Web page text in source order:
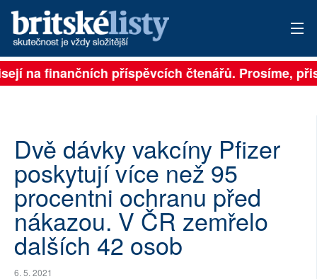
PŘIHLÁSIT
ARCHIV
ROZHOVORY
TÉMATA
NEJČTENĚJŠÍ ZA 7 DNÍ
AUTOŘI
na finančních příspěvcích čtenářů. Prosíme,
Dvě dávky vakcíny Pfizer
poskytují více než 95
procentni ochranu před
nákazou. V ČR zemřelo
dalších 42 osob
6. 5. 2021